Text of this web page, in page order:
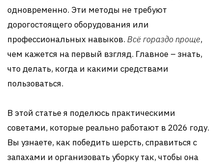
одновременно. Эти методы не требуют
дорогостоящего оборудования или
профессиональных навыков. Всё гораздо проще,
чем кажется на первый взгляд. Главное – знать,
что делать, когда и какими средствами
пользоваться.
В этой статье я поделюсь практическими
советами, которые реально работают в 2026 году.
Вы узнаете, как победить шерсть, справиться с
запахами и организовать уборку так, чтобы она